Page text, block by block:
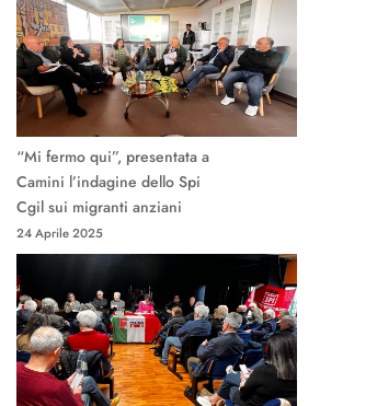
“Mi fermo qui”, presentata a
Camini l’indagine dello Spi
Cgil sui migranti anziani
24 Aprile 2025